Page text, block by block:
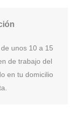
unos 10 a 15
de trabajo del
en tu domicilio